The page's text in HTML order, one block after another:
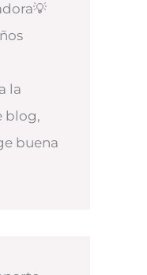
la
blog,
buena